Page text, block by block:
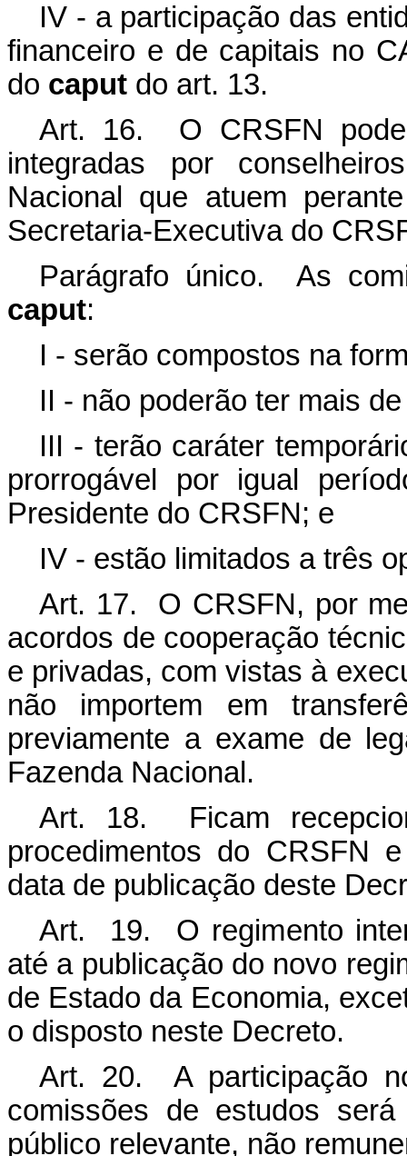
IV - a participação das
financeiro e de capitais no
do caput do art. 13.
Art. 16. O CRSFN
integradas por
Nacional que atuem
Secretaria-Executiva do
Parágrafo único. As
caput:
I - serão compostos na
II - não poderão ter mais
III - terão caráter
prorrogável por igual
Presidente do CRSFN; e
IV - estão limitados a três
Art. 17. O CRSFN, por
acordos de cooperação
e privadas, com vistas à
não importem em
previamente a exame de
Fazenda Nacional.
Art. 18. Ficam
procedimentos do CRSFN
data de publicação deste
Art. 19. O regimento
até a publicação do novo
de Estado da Economia,
o disposto neste Decreto.
Art. 20. A participação
comissões de estudos
público relevante, não